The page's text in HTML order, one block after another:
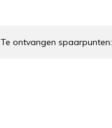
Te ontvangen spaarpunten: